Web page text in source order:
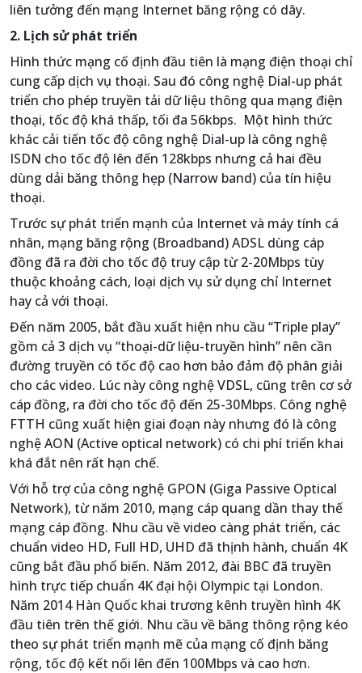
liên tưởng đến mạng Internet băng rộng có dây.
2. Lịch sử phát triển
Hình thức mạng cố định đầu tiên là mạng điện thoại chỉ
cung cấp dịch vụ thoại. Sau đó công nghệ Dial-up phát
triển cho phép truyền tải dữ liệu thông qua mạng điện
thoại, tốc độ khá thấp, tối đa 56kbps. Một hình thức
khác cải tiến tốc độ công nghệ Dial-up là công nghệ
ISDN cho tốc độ lên đến 128kbps nhưng cả hai đều
dùng dải băng thông hẹp (Narrow band) của tín hiệu
thoại.
Trước sự phát triển mạnh của Internet và máy tính cá
nhân, mạng băng rộng (Broadband) ADSL dùng cáp
đồng đã ra đời cho tốc độ truy cập từ 2-20Mbps tùy
thuộc khoảng cách, loại dịch vụ sử dụng chỉ Internet
hay cả với thoại.
Đến năm 2005, bắt đầu xuất hiện nhu cầu “Triple play”
gồm cả 3 dịch vụ “thoại-dữ liệu-truyền hình” nên cần
đường truyền có tốc độ cao hơn bảo đảm độ phân giải
cho các video. Lúc này công nghệ VDSL, cũng trên cơ sở
cáp đồng, ra đời cho tốc độ đến 25-30Mbps. Công nghệ
FTTH cũng xuất hiện giai đoạn này nhưng đó là công
nghệ AON (Active optical network) có chi phí triển khai
khá đắt nên rất hạn chế.
Với hỗ trợ của công nghệ GPON (Giga Passive Optical
Network), từ năm 2010, mạng cáp quang dần thay thế
mạng cáp đồng. Nhu cầu về video càng phát triển, các
chuẩn video HD, Full HD, UHD đã thịnh hành, chuẩn 4K
cũng bắt đầu phổ biến. Năm 2012, đài BBC đã truyền
hình trực tiếp chuẩn 4K đại hội Olympic tại London.
Năm 2014 Hàn Quốc khai trương kênh truyền hình 4K
đầu tiên trên thế giới. Nhu cầu về băng thông rộng kéo
theo sự phát triển mạnh mẽ của mạng cố định băng
rộng, tốc độ kết nối lên đến 100Mbps và cao hơn.